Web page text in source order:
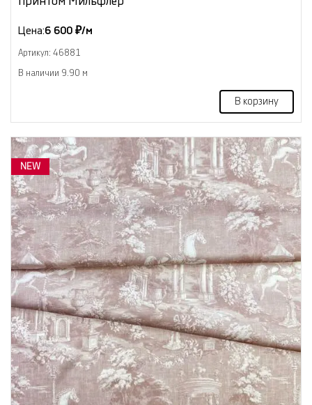
Цена:6 600 ₽/м
Артикул: 46881
В наличии 9.90 м
В корзину
NEW